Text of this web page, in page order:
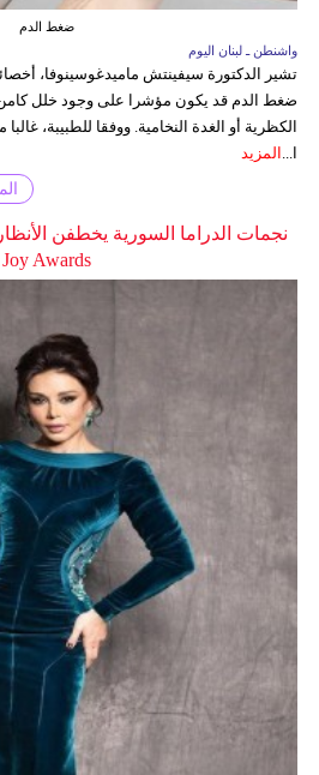
ضغط الدم
واشنطن ـ لبنان اليوم
تشير الدكتورة سيفينتش ماميدغوسينوفا،
ضغط الدم قد يكون مؤشرا على وجود خلل كامن
الكظرية أو الغدة النخامية. ووفقا للطبيبة،
ا...
المزيد
نجمات الدراما السورية يخطفن
Joy Awards